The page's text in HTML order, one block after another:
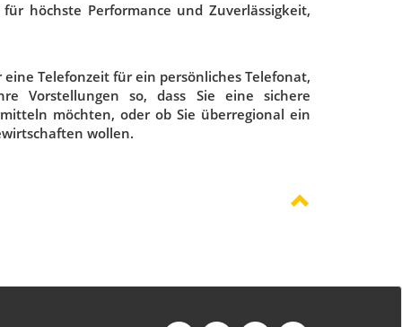
höchste Performance und Zuverlässigkeit,
Telefonzeit für ein persönliches Telefonat,
Vorstellungen so, dass Sie eine sichere
möchten, oder ob Sie überregional ein
wollen.